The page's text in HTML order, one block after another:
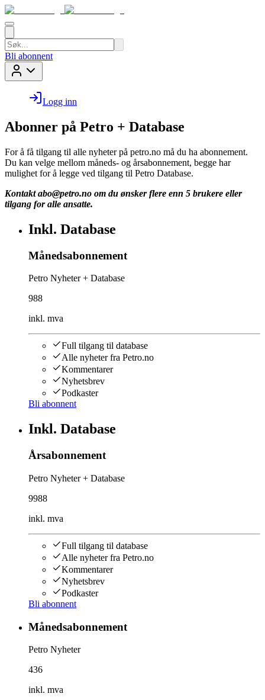
Bli abonnent
Logg inn
Abonner på Petro + Database
For å få tilgang til alle nyheter på petro.no må du ha abonnement.
Du kan velge mellom måneds- og årsabonnement, begge har
mulighet for å legge ved tilgang til Petro Database.
Kontakt abo@petro.no om du ønsker flere enn 5 brukere eller
tilgang for alle ansatte.
Inkl. Database
Månedsabonnement
Petro Nyheter + Database
988
inkl. mva
Full tilgang til database
Alle nyheter fra Petro.no
Kommentarer
Nyhetsbrev
Podkaster
Bli abonnent
Inkl. Database
Årsabonnement
Petro Nyheter + Database
9988
inkl. mva
Full tilgang til database
Alle nyheter fra Petro.no
Kommentarer
Nyhetsbrev
Podkaster
Bli abonnent
Månedsabonnement
Petro Nyheter
436
inkl. mva